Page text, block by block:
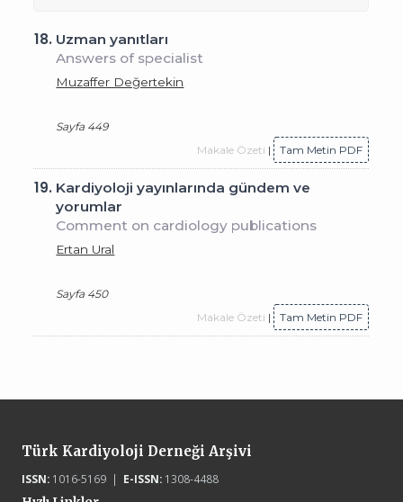
18. Uzman yanıtları
Answers of specialist
Muzaffer Değertekin
Sayfa 449
Makale Özeti | Tam Metin PDF
19. Kardiyoloji yayınlarında gündem ve
yorumlar
Comment on cardiology publications
Ertan Ural
Sayfa 450
Makale Özeti | Tam Metin PDF
Türk Kardiyoloji Derneği Arşivi
ISSN:1016-5169 | E-ISSN:1308-4488